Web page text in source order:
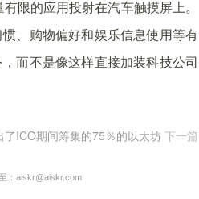
限的应用投射在汽车触摸屏上。
、购物偏好和娱乐信息使用等有
而不是像这样直接加装科技公司
ICO期间筹集的75％的以太坊 下一篇
：aiskr@aiskr.com